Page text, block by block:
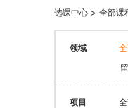
金融资格
基金从业
银行从业
CPA（注
税务师
中级经济
实践与管
CFA
CMA
FRM
USCPA
选课中心 > 全部课
领域
项目